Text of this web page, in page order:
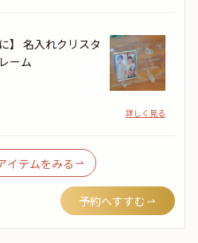
】 名入れクリスタ
ーム
詳しく見る
イテムをみる
予約へすすむ